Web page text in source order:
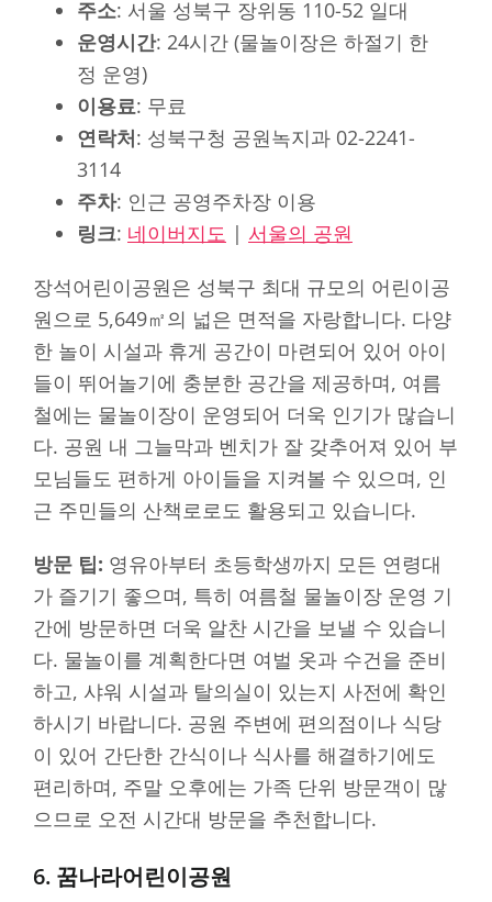
주소: 서울 성북구 장위동 110-52 일대
운영시간: 24시간 (물놀이장은 하절기 한
정 운영)
이용료: 무료
연락처: 성북구청 공원녹지과 02-2241-
3114
주차: 인근 공영주차장 이용
링크: 네이버지도 | 서울의 공원
장석어린이공원은 성북구 최대 규모의 어린이공
원으로 5,649㎡의 넓은 면적을 자랑합니다. 다양
한 놀이 시설과 휴게 공간이 마련되어 있어 아이
들이 뛰어놀기에 충분한 공간을 제공하며, 여름
철에는 물놀이장이 운영되어 더욱 인기가 많습니
다. 공원 내 그늘막과 벤치가 잘 갖추어져 있어 부
모님들도 편하게 아이들을 지켜볼 수 있으며, 인
근 주민들의 산책로로도 활용되고 있습니다.
방문 팁: 영유아부터 초등학생까지 모든 연령대
가 즐기기 좋으며, 특히 여름철 물놀이장 운영 기
간에 방문하면 더욱 알찬 시간을 보낼 수 있습니
다. 물놀이를 계획한다면 여벌 옷과 수건을 준비
하고, 샤워 시설과 탈의실이 있는지 사전에 확인
하시기 바랍니다. 공원 주변에 편의점이나 식당
이 있어 간단한 간식이나 식사를 해결하기에도
편리하며, 주말 오후에는 가족 단위 방문객이 많
으므로 오전 시간대 방문을 추천합니다.
6. 꿈나라어린이공원